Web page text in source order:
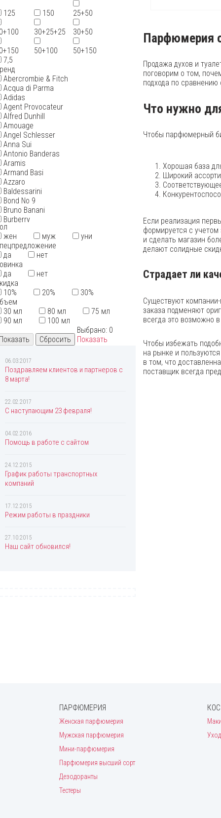
125
150
25+50
30+25+25
30+50
50+100
50+150
7,5
Abercrombie & Fitch
Acqua di Parma
Adidas
Agent Provocateur
Alfred Dunhill
Amouage
Angel Schlesser
Anna Sui
Antonio Banderas
Aramis
Armand Basi
Azzaro
Baldessarini
Bond No 9
Bruno Banani
Burberry
Bvlgari
By Kilian
Cacharel
Calvin Klein
Carolina Herrera
Cartier
Cerruti
Chanel
Chloe
Chopard
Christian Dior
Christian Lacroix
Christina Aguilera
Coach
Creed
Davidoff
Dolce & Gabbana
Donna Karan
DSQUARED2
Elie Saab
Elizabeth Arden
Escada
Escentric Molecules
Esprit
Fendi
Ferrari
Gianfranco Ferre
Giorgio Armani
жен
муж
уни
да
нет
да
нет
10%
20%
30%
30 мл
80 мл
75 мл
90 мл
100 мл
Выбрано: 0
Показать
06.03.2017
Поздравляем клиентов и партнеров с
8 марта!
22.02.2017
С наступающим 23 февраля!
04.02.2016
Помощь в работе с сайтом
24.12.2015
График работы транспортных
компаний
17.12.2015
Режим работы в праздники
27.10.2015
Наш сайт обновился!
Парфюмерия
Продажа духов и
поговорим о том,
подхода по
Что нужно
Чтобы парфюмерный
Хорошая база
Широкий
Если реализация
формируется с
и сделать магазин
делают солидные
Страдает ли
Существуют
заказа подменяют
всегда это возможно
Чтобы избежать
на рынке и
в том, что
поставщик всегда
ПАРФЮМЕРИЯ
Женская парфюмерия
Мужская парфюмерия
Мини-парфюмерия
Парфюмерия высший сорт
Дезодоранты
Тестеры